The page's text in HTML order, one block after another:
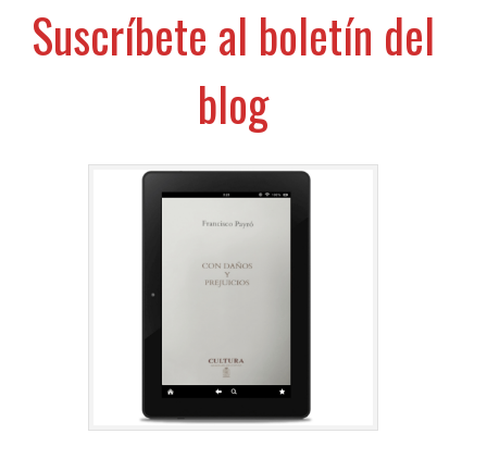
Suscríbete al boletín del
blog